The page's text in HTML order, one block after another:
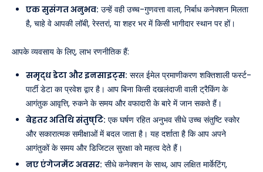
एक सुसंगत अनुभव: उन्हें वही उच्च-गुणवत्ता वाला, निर्बाध कनेक्शन मिलता
है, चाहे वे आपकी लॉबी, रेस्तरां, या शहर भर में किसी भागीदार स्थान पर हों।
आपके व्यवसाय के लिए, लाभ रणनीतिक हैं:
समृद्ध डेटा और इनसाइट्स: सरल ईमेल प्रमाणीकरण शक्तिशाली फर्स्ट-
पार्टी डेटा का प्रवेश द्वार है। आप बिना किसी दखलंदाजी वाली ट्रैकिंग के
आगंतुक आवृत्ति, रुकने के समय और वफादारी के बारे में जान सकते हैं।
बेहतर अतिथि संतुष्टि: एक घर्षण रहित अनुभव सीधे उच्च संतुष्टि स्कोर
और सकारात्मक समीक्षाओं में बदल जाता है। यह दर्शाता है कि आप अपने
आगंतुकों के समय और डिजिटल सुरक्षा को महत्व देते हैं।
नए एंगेजमेंट अवसर: सीधे कनेक्शन के साथ, आप लक्षित मार्केटिंग,